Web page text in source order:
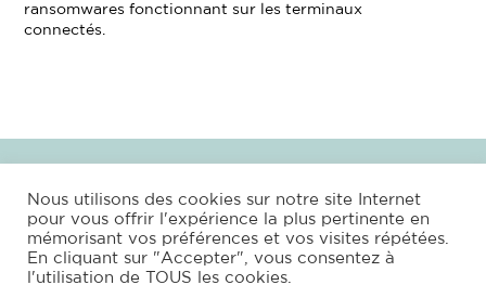
ransomwares fonctionnant sur les terminaux
connectés.
NEWS
RAPPORT DE VULNÉRABILITÉ
NEWSLETTER KASPERSKY
KASPERSKY PARTNERS
GLOSSAIRE
TÉLÉCHARGEMENT
Nous utilisons des cookies sur notre site Internet
pour vous offrir l'expérience la plus pertinente en
mémorisant vos préférences et vos visites répétées.
En cliquant sur "Accepter", vous consentez à
l'utilisation de TOUS les cookies.